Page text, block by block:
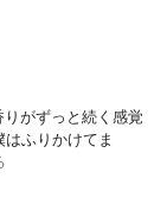
がずっと続く感覚
ふりかけてま